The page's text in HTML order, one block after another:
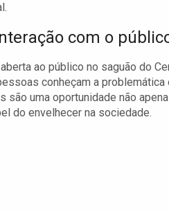
com o
ao público no saguão do
conheçam a
são uma oportunidade não
do envelhecer na sociedade.